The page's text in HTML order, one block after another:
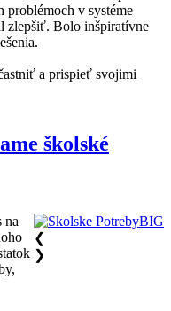
problémoch v systéme
zlepšiť. Bolo inšpiratívne
a prispieť svojimi
školské
❮
❯
na